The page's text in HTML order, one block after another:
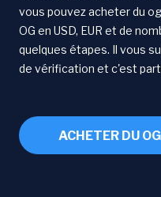
vous pouvez acheter du
OG en USD, EUR et de
quelques étapes. Il vous
de vérification et c'est
ACHETER DU OG